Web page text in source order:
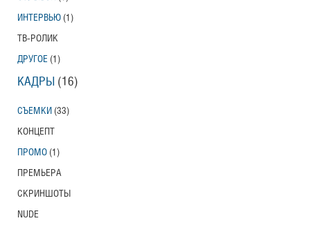
ИНТЕРВЬЮ (1)
ТВ-РОЛИК
ДРУГОЕ (1)
КАДРЫ (16)
СЪЕМКИ (33)
КОНЦЕПТ
ПРОМО (1)
ПРЕМЬЕРА
СКРИНШОТЫ
NUDE